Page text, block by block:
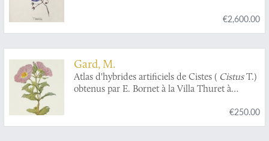
€2,600.00
Gard, M.
Atlas d'hybrides artificiels de Cistes ( CistusT.)
obtenus par E. Bornet à la Villa Thuret à
couleurs horse texte, d'après les photographies
de E. Bornet et les aquarelles de Riocreux,
€250.00